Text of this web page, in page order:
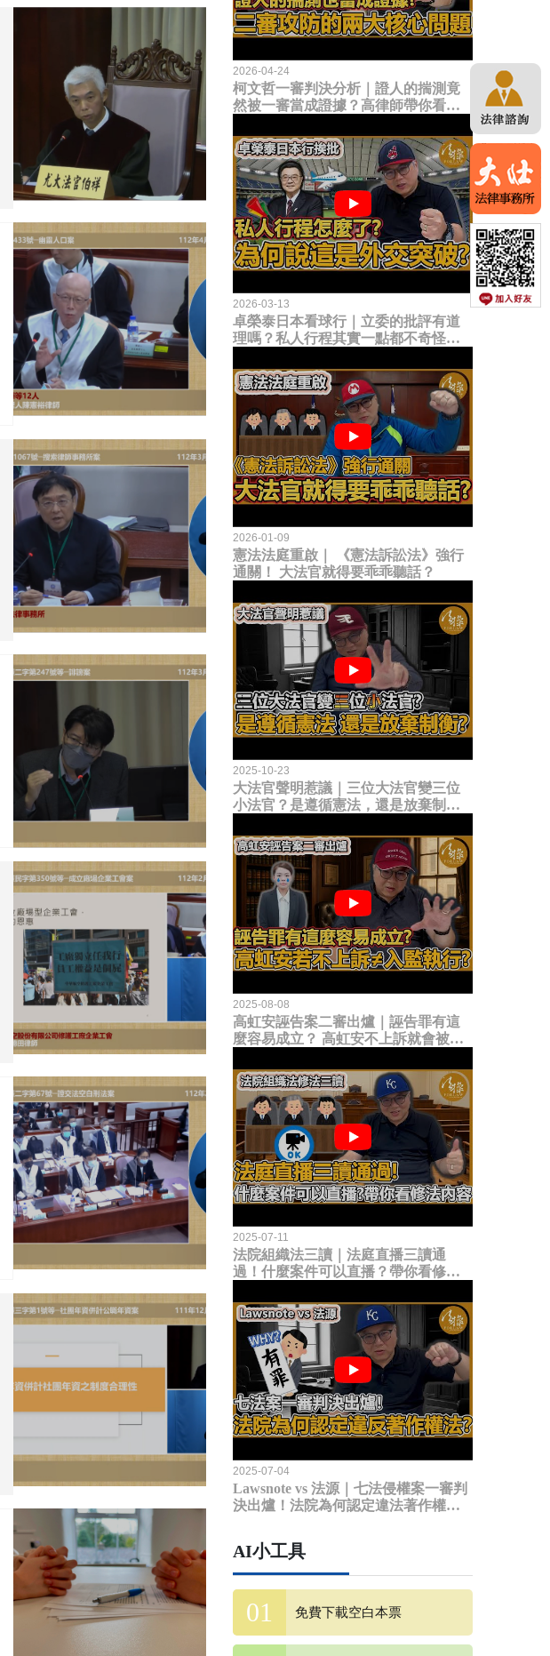
2026-04-24
柯文哲一審判決分析｜證人的揣測竟
然被一審當成證據？高律師帶你看未
2026-03-13
卓榮泰日本看球行｜立委的批評有道
理嗎？私人行程其實一點都不奇怪？
2026-01-09
憲法法庭重啟｜ 《憲法訴訟法》強行
通關！ 大法官就得要乖乖聽話？
2025-10-23
大法官聲明惹議｜三位大法官變三位
小法官？是遵循憲法，還是放棄制衡
2025-08-08
高虹安誣告案二審出爐｜誣告罪有這
麼容易成立？ 高虹安不上訴就會被
2025-07-11
法院組織法三讀｜法庭直播三讀通
過！什麼案件可以直播？帶你看修法
2025-07-04
Lawsnote vs 法源｜七法侵權案一審判
決出爐！法院為何認定違法著作權
AI小工具
免費下載空白本票